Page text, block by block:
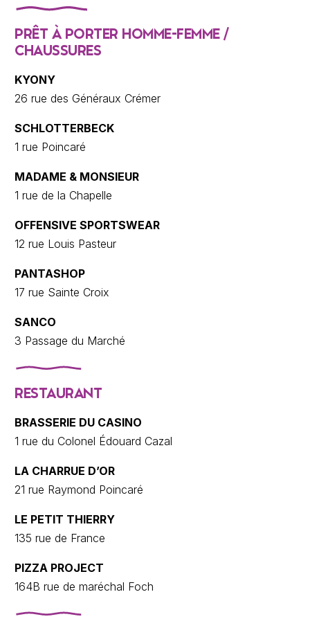
PRÊT À PORTER HOMME-FEMME /
CHAUSSURES
KYONY
26 rue des Généraux Crémer
SCHLOTTERBECK
1 rue Poincaré
MADAME & MONSIEUR
1 rue de la Chapelle
OFFENSIVE SPORTSWEAR
12 rue Louis Pasteur
PANTASHOP
17 rue Sainte Croix
SANCO
3 Passage du Marché
RESTAURANT
BRASSERIE DU CASINO
1 rue du Colonel Édouard Cazal
LA CHARRUE D’OR
21 rue Raymond Poincaré
LE PETIT THIERRY
135 rue de France
PIZZA PROJECT
164B rue de maréchal Foch